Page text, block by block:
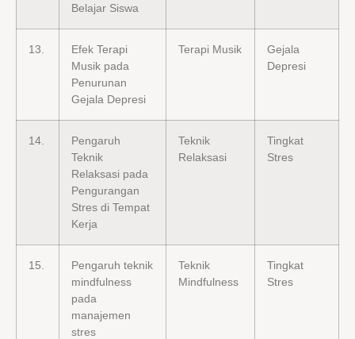
Belajar Siswa
13.
Efek Terapi
Musik pada
Penurunan
Gejala Depresi
Terapi Musik
Gejala
Depresi
14.
Pengaruh
Teknik
Relaksasi pada
Pengurangan
Stres di Tempat
Kerja
Teknik
Relaksasi
Tingkat
Stres
15.
Pengaruh teknik
mindfulness
pada
manajemen
stres
Teknik
Mindfulness
Tingkat
Stres